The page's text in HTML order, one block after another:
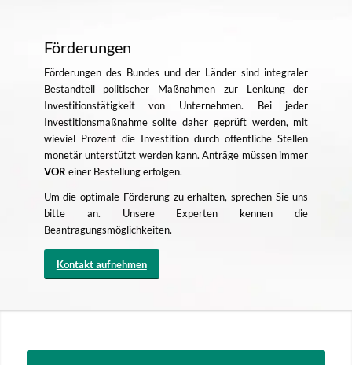
Förderungen
Förderungen des Bundes und der Länder sind integraler
Bestandteil politischer Maßnahmen zur Lenkung der
Investitionstätigkeit von Unternehmen. Bei jeder
Investitionsmaßnahme sollte daher geprüft werden, mit
wieviel Prozent die Investition durch öffentliche Stellen
monetär unterstützt werden kann. Anträge müssen immer
VOR einer Bestellung erfolgen.
Um die optimale Förderung zu erhalten, sprechen Sie uns
bitte an. Unsere Experten kennen die
Beantragungsmöglichkeiten.
Kontakt aufnehmen